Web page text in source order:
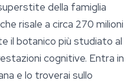
della famiglia
risale a circa 270 milioni
il botanico più studiato al
cognitive. Entra in
e lo troverai sullo